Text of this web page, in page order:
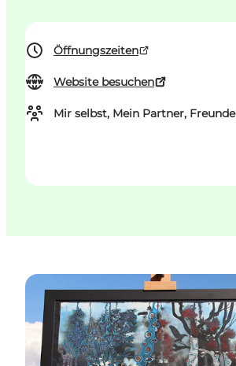
Öffnungszeiten
Website besuchen
Mir selbst, Mein Partner, Freunde